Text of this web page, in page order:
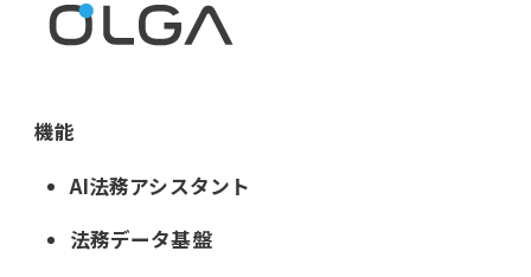
機能
AI法務アシスタント
法務データ基盤